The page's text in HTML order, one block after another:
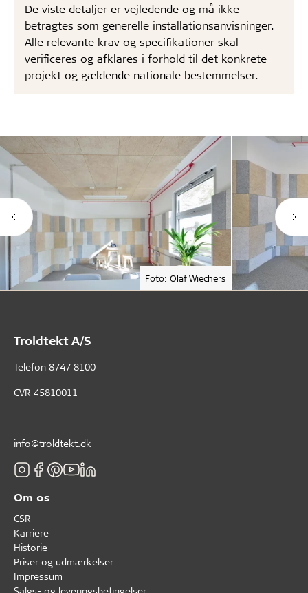
De viste detaljer er vejledende og må ikke
betragtes som generelle installationsanvisninger.
Alle relevante krav og specifikationer skal
verificeres og afklares i forhold til det konkrete
projekt og gældende nationale bestemmelser.
Foto: Olaf Wiechers
Troldtekt A/S
Telefon 8747 8100
CVR 45810011
info@troldtekt.dk
Om os
CSR
Karriere
Historie
Priser og udmærkelser
Impressum
Salgs- og leveringsbetingelser